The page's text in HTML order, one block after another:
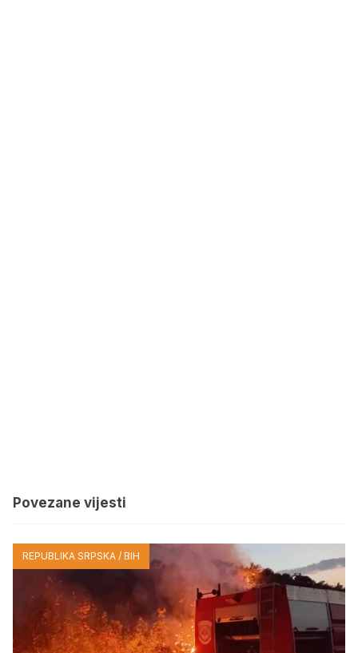
Povezane vijesti
REPUBLIKA SRPSKA / BIH